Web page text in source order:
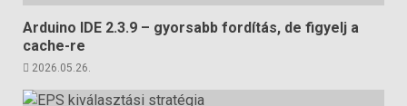
Arduino IDE 2.3.9 – gyorsabb fordítás, de figyelj a
cache-re
2026.05.26.